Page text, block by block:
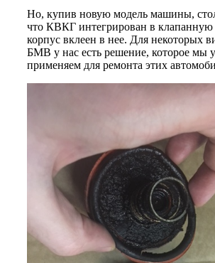
Но, купив новую модель машины,
что КВКГ интегрирован в
корпус вклеен в нее. Для некоторых
БМВ у нас есть решение, которое мы
применяем для ремонта этих